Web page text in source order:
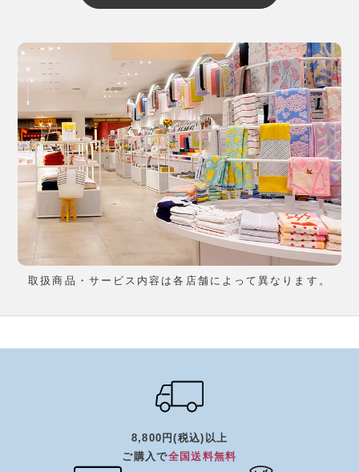
取扱商品・サービス内容は各店舗によって異なります。
8,800円(税込)以上
ご購入で全国送料無料